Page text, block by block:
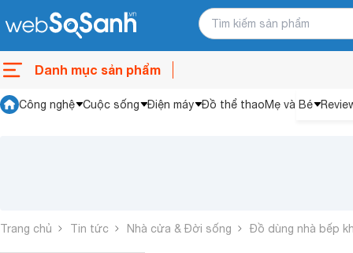
Danh mục sản phẩm
Công nghệ Cuộc sống Điện máy Đồ thể thaoMẹ và Bé
Trang chủ Tin tức Nhà cửa & Đời sống Đồ dùng nhà bếp